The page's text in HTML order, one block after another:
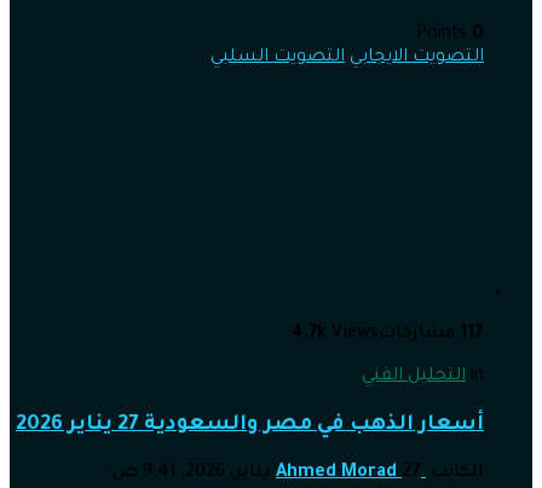
0
التصويت الايجابي التصويت السلبي
117 مشاركات 4.7k Views
in التحليل الفني
أسعار الذهب في مصر والسعودية 27 يناير 2026
الكاتب Ahmed Morad 27 يناير، 2026, 9:41 ص